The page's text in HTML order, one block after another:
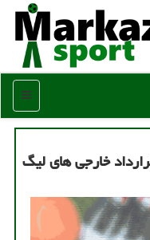
منو
خارجی های لیگ